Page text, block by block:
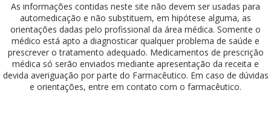
As informações contidas neste site não devem ser usadas para
automedicação e não substituem, em hipótese alguma, as
orientações dadas pelo profissional da área médica. Somente o
médico está apto a diagnosticar qualquer problema de saúde e
prescrever o tratamento adequado. Medicamentos de prescrição
médica só serão enviados mediante apresentação da receita e
devida averiguação por parte do Farmacêutico. Em caso de dúvidas
e orientações, entre em contato com o farmacêutico.